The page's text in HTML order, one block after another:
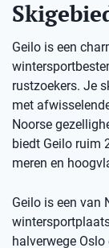
Geilo is een
rustzoekers. Je
met
Noorse
biedt Geilo ruim
meren en
Geilo is een van
halverwege